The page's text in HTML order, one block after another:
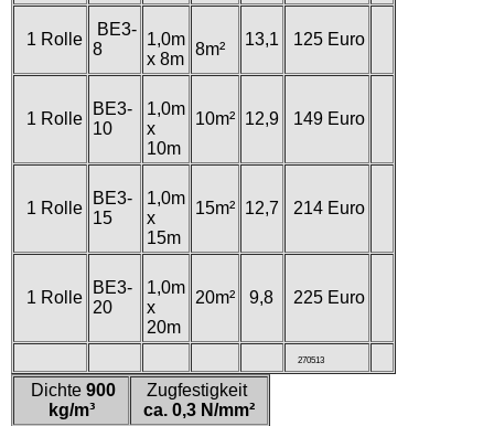
1 Rolle
BE3-
8
1,0m
x 8m
8m²
13,1 125 Euro
1 Rolle
BE3-
10
1,0m
x
10m
10m² 12,9 149 Euro
1 Rolle
BE3-
15
1,0m
x
15m
15m² 12,7 214 Euro
1 Rolle
BE3-
20
1,0m
x
20m
20m² 9,8 225 Euro
270513
Dichte 900
kg/m³
Zugfestigkeit
ca. 0,3 N/mm²